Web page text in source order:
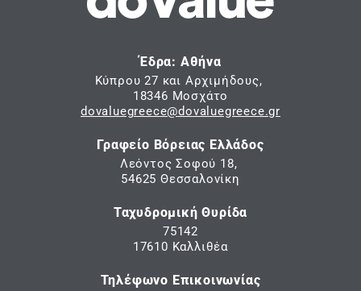
Έδρα: Αθήνα
Κύπρου 27 και Αρχιμήδους,
18346 Μοσχάτο
dovaluegreece@dovaluegreece.gr
Γραφείο Βόρειας Ελλάδος
Λεόντος Σοφού 18,
54625 Θεσσαλονίκη
Ταχυδρομική Θυρίδα
75142
17610 Καλλιθέα
Τηλέφωνο Επικοινωνίας